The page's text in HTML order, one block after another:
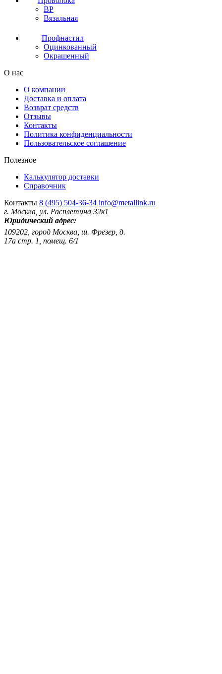
ВР
Вязальная
Профнастил
Оцинкованный
Окрашенный
О нас
О компании
Доставка и оплата
Возврат средств
Отзывы
Контакты
Политика конфиденциальности
Пользовательское соглашение
Полезное
Калькулятор доставки
Справочник
Контакты 8 (495) 504-36-34 info@metallink.ru
г. Москва, ул. Расплетина 32к1
Юридический адрес:
109202, город Москва, ш. Фрезер, д.
17а стр. 1, помещ. 6/1